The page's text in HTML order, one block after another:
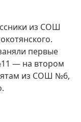
из СОШ
первые
— на втором
из СОШ №6,